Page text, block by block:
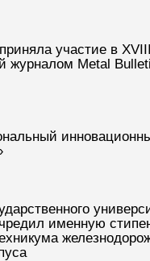
участие в
Metal
именную